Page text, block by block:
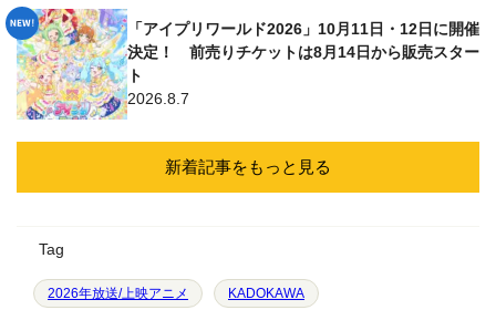
「アイプリワールド2026」10月11日・12日に開催
決定！ 前売りチケットは8月14日から販売スター
ト
2026.8.7
新着記事をもっと見る
Tag
2026年放送/上映アニメ KADOKAWA